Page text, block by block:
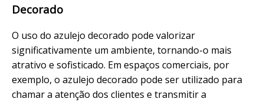
Decorado
O uso do azulejo decorado pode valorizar
significativamente um ambiente, tornando-o mais
atrativo e sofisticado. Em espaços comerciais, por
exemplo, o azulejo decorado pode ser utilizado para
chamar a atenção dos clientes e transmitir a